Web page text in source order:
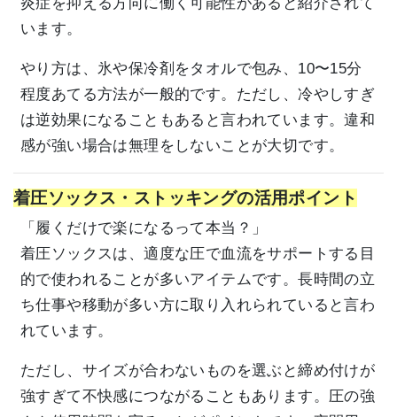
います。
やり方は、氷や保冷剤をタオルで包み、10〜15分
程度あてる方法が一般的です。ただし、冷やしすぎ
は逆効果になることもあると言われています。違和
感が強い場合は無理をしないことが大切です。
着圧ソックス・ストッキングの活用ポイント
「履くだけで楽になるって本当？」
着圧ソックスは、適度な圧で血流をサポートする目
的で使われることが多いアイテムです。長時間の立
ち仕事や移動が多い方に取り入れられていると言わ
れています。
ただし、サイズが合わないものを選ぶと締め付けが
強すぎて不快感につながることもあります。圧の強